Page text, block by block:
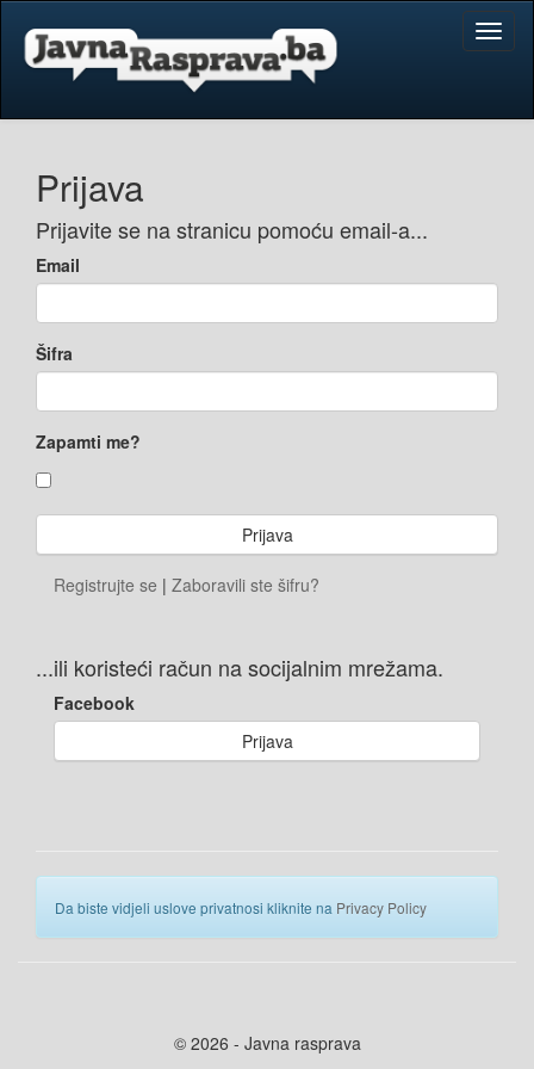
Prijava
Prijavite se na stranicu pomoću email-a...
Email
Šifra
Zapamti me?
Registrujte se | Zaboravili ste šifru?
...ili koristeći račun na socijalnim mrežama.
Facebook
Prijava
Da biste vidjeli uslove privatnosi kliknite na Privacy Policy
© 2026 - Javna rasprava